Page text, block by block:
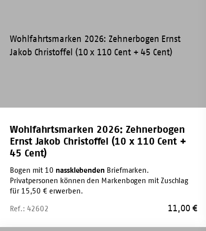
Wohlfahrtsmarken 2026: Zehnerbogen
Ernst Jakob Christoffel (10 x 110 Cent +
45 Cent)
Bogen mit 10 nassklebenden Briefmarken.
Privatpersonen können den Markenbogen mit Zuschlag
für 15,50 € erwerben.
Ref.: 42602 11,00€
Jakob
Christoffel
Cent
Cent)